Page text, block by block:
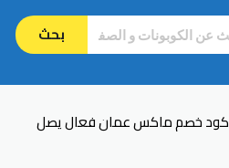
بحث
كود خصم ماكس عمان فعال يصل